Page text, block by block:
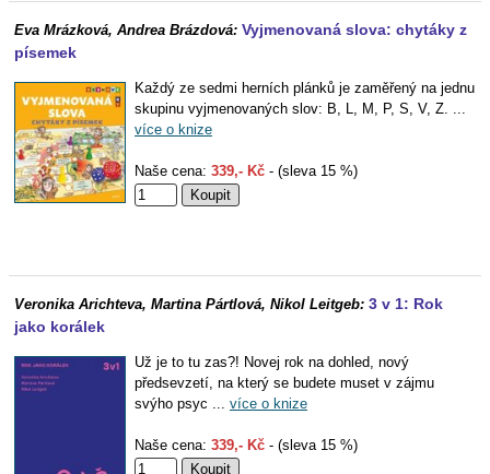
Eva Mrázková, Andrea Brázdová: Vyjmenovaná slova: chytáky z
písemek
Každý ze sedmi herních plánků je zaměřený na jednu
skupinu vyjmenovaných slov: B, L, M, P, S, V, Z. ...
více o knize
Naše cena: 339,- Kč - (sleva 15 %)
Veronika Arichteva, Martina Pártlová, Nikol Leitgeb: 3 v 1: Rok
jako korálek
Už je to tu zas?! Novej rok na dohled, nový
předsevzetí, na který se budete muset v zájmu
svýho psyc ... více o knize
Naše cena: 339,- Kč - (sleva 15 %)